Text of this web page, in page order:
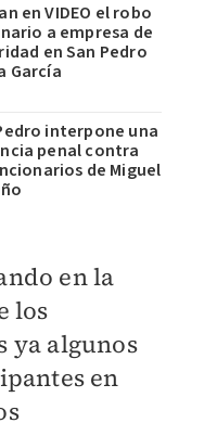
en VIDEO el robo
a empresa de
en San Pedro
García
interpone una
penal contra
de Miguel
en la
los
ya algunos
en